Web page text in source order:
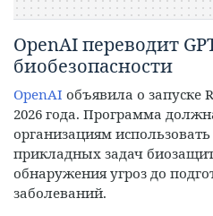
OpenAI переводит
биобезопасности
OpenAI объявила о запуске
2026 года. Программа
организациям использовать
прикладных задач
обнаружения угроз до
заболеваний.